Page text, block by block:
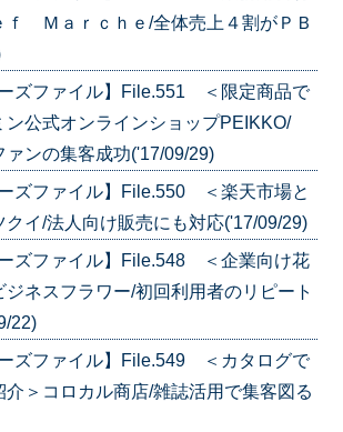
ｆ Ｍａｒｃｈｅ/全体売上４割がＰＢ
ーズファイル】File.551 ＜限定商品で
ン公式オンラインショップPEIKKO/
ァンの集客成功('17/09/29)
ーズファイル】File.550 ＜楽天市場と
クイ/法人向け販売にも対応('17/09/29)
ーズファイル】File.548 ＜企業向け花
ネスフラワー/初回利用者のリピート
22)
ーズファイル】File.549 ＜カタログで
介＞コロカル商店/雑誌活用で集客図る